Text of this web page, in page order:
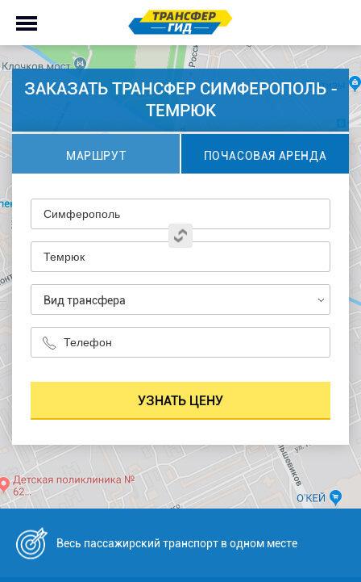
ЗАКАЗАТЬ ТРАНСФЕР СИМФЕРОПОЛЬ -
ТЕМРЮК
МАРШРУТ ПОЧАСОВАЯ АРЕНДА
Вид трансфера
Весь пассажирский транспорт в одном месте